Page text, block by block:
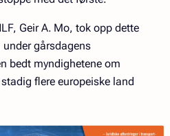
Geir A. Mo, tok opp dette
gårsdagens
bedt myndighetene om
flere europeiske land